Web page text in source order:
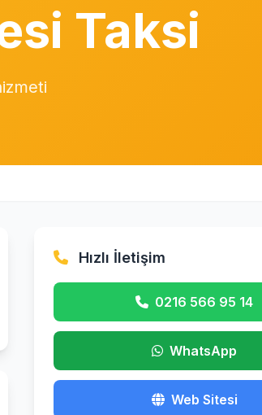
Taksi
Hızlı İletişim
0216 566 95 14
WhatsApp
Web Sitesi